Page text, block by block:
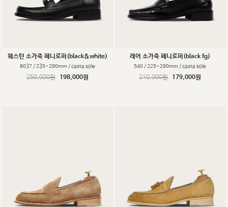
웨스턴 소가죽 페니로퍼(black&white)
8037 / 235~290mm / casta sole
250,000원 198,000원
레어 소가죽 페니로퍼(black fg)
540 / 225~290mm / casta sole
210,000원 179,000원